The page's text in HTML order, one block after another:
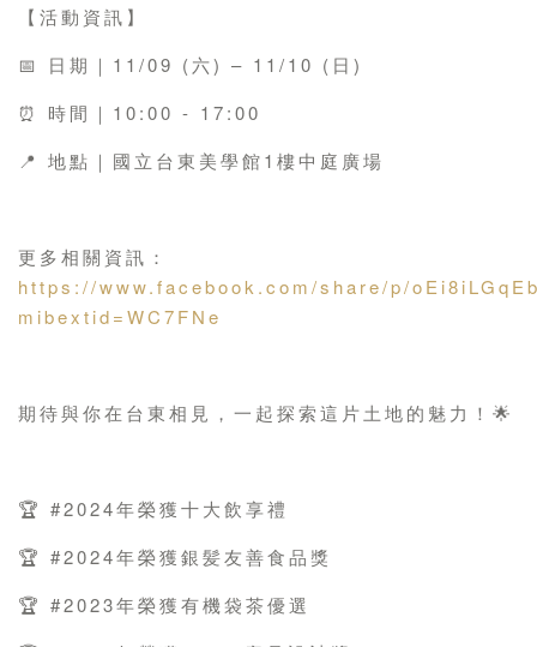
【活動資訊】
📅 日期｜11/09 (六) – 11/10 (日)
⏰ 時間｜10:00 - 17:00
📍 地點｜國立台東美學館1樓中庭廣場
更多相關資訊：
https://www.facebook.com/share/p/
mibextid=WC7FNe
期待與你在台東相見，一起探索這片土地的魅力！🌟
🏆 #2024年榮獲十大飲享禮
🏆 #2024年榮獲銀髪友善食品獎
🏆 #2023年榮獲有機袋茶優選